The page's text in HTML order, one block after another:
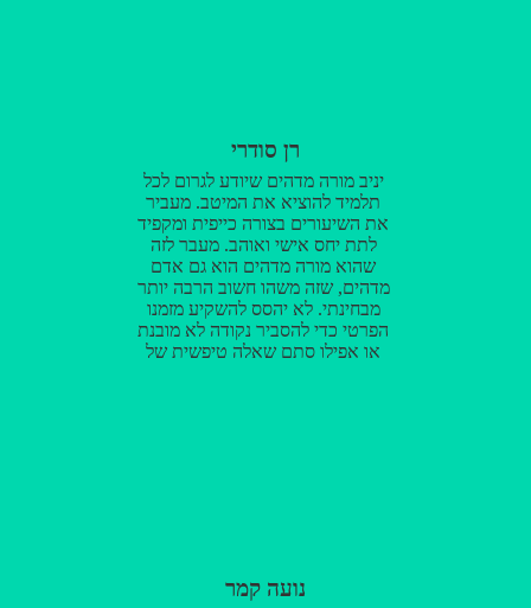
רן סודרי
יניב מורה מדהים שיודע לגרום לכל
תלמיד להוציא את המיטב. מעביר
את השיעורים בצורה כייפית ומקפיד
לתת יחס אישי ואוהב. מעבר לזה
שהוא מורה מדהים הוא גם אדם
מדהים, שזה משהו חשוב הרבה יותר
מבחינתי. לא יהסס להשקיע מזמנו
הפרטי כדי להסביר נקודה לא מובנת
או אפילו סתם שאלה טיפשית של
נועה קמר